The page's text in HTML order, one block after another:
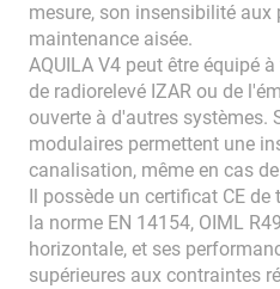
mesure, son insensibilité aux
maintenance aisée.
AQUILA V4 peut être équipé
de radiorelevé IZAR ou de
ouverte à d'autres systèmes.
modulaires permettent une
canalisation, même en cas
Il possède un certificat CE
la norme EN 14154, OIML
horizontale, et ses
supérieures aux contraintes